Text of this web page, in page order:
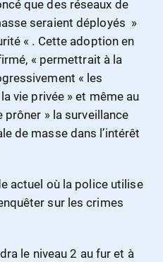
que des réseaux de
seraient déployés »
« . Cette adoption en
« permettrait à la
« les
vie privée » et même au
prôner » la surveillance
de masse dans l’intérêt
actuel où la police utilise
sur les crimes
le niveau 2 au fur et à